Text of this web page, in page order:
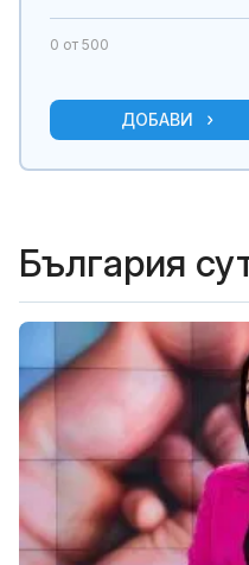
0 от 500
ДОБАВИ
България